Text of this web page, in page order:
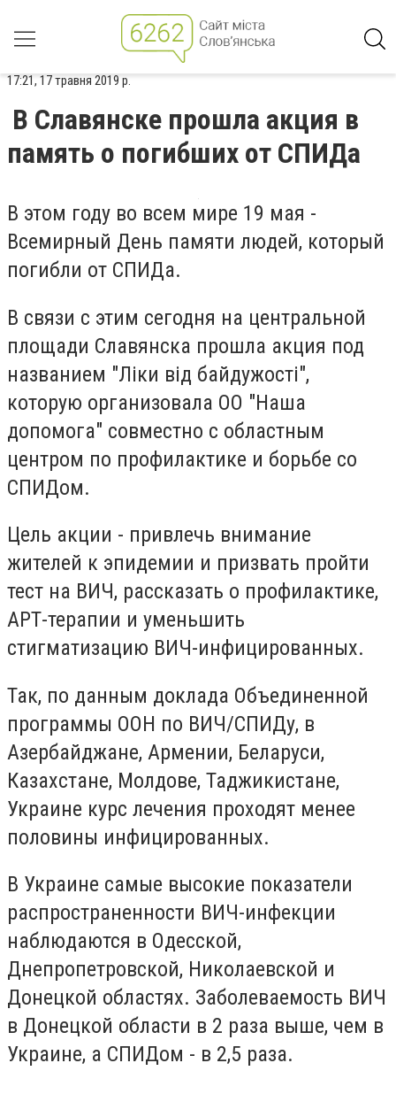
17:21, 17 травня 2019 р.
В Славянске прошла акция в
память о погибших от СПИДа
В этом году во всем мире 19 мая -
Всемирный День памяти людей, который
погибли от СПИДа.
В связи с этим сегодня на центральной
площади Славянска прошла акция под
названием "Ліки від байдужості",
которую организовала ОО "Наша
допомога" совместно с областным
центром по профилактике и борьбе со
СПИДом.
Цель акции - привлечь внимание
жителей к эпидемии и призвать пройти
тест на ВИЧ, рассказать о профилактике,
АРТ-терапии и уменьшить
стигматизацию ВИЧ-инфицированных.
Так, по данным доклада Объединенной
программы ООН по ВИЧ/СПИДу, в
Азербайджане, Армении, Беларуси,
Казахстане, Молдове, Таджикистане,
Украине курс лечения проходят менее
половины инфицированных.
В Украине самые высокие показатели
распространенности ВИЧ-инфекции
наблюдаются в Одесской,
Днепропетровской, Николаевской и
Донецкой областях. Заболеваемость ВИЧ
в Донецкой области в 2 раза выше, чем в
Украине, а СПИДом - в 2,5 раза.